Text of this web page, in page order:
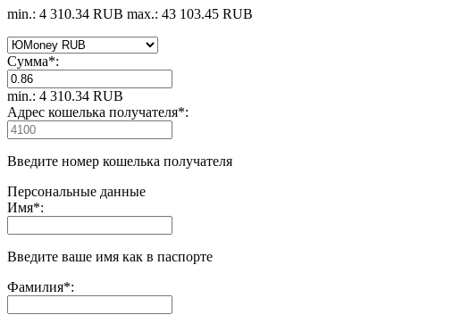
min.: 4 310.34 RUB max.: 43 103.45 RUB
Сумма*:
min.: 4 310.34 RUB
Адрес кошелька получателя*:
Введите номер кошелька получателя
Персональные данные
Имя*:
Введите ваше имя как в паспорте
Фамилия*: